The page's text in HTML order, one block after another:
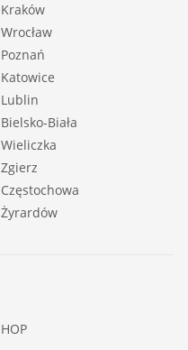
Kraków
Wrocław
Poznań
Katowice
Lublin
Bielsko-Biała
Wieliczka
Zgierz
Częstochowa
Żyrardów
HOP